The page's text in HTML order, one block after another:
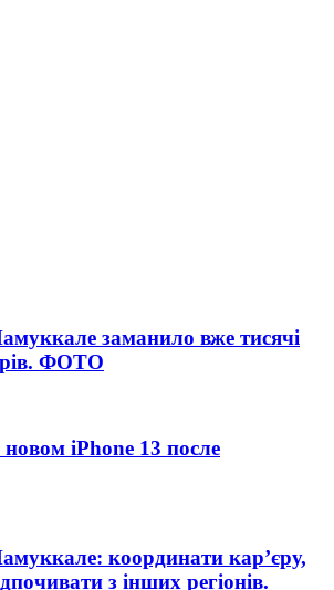
заманило вже тисячі
ФОТО
iPhone 13 после
координати кар’єру,
з інших регіонів.